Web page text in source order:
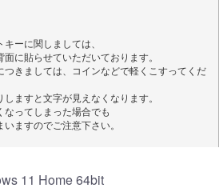
ーに関しましては、
に貼らせていただいております。
つきましては、コインなどで軽くこすってくだ
ますと文字が見えなくなります。
ってしまった場合でも
ますのでご注意下さい。
11 Home 64bit